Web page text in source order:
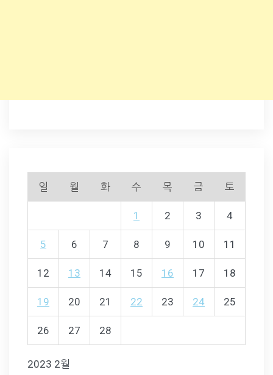
2023 2월
일 월 화 수 목 금 토
1 2 3 4
5 6 7 8 9 10 11
12 13 14 15 16 17 18
19 20 21 22 23 24 25
26 27 28